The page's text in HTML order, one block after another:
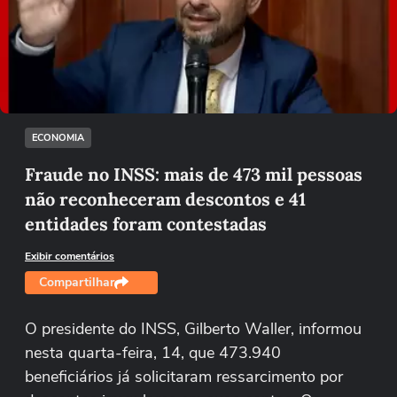
Não foi possível reproduzir o vídeo
Tentar novamente
ECONOMIA
Fraude no INSS: mais de 473 mil pessoas
não reconheceram descontos e 41
entidades foram contestadas
Exibir comentários
Compartilhar
O presidente do INSS, Gilberto Waller, informou
nesta quarta-feira, 14, que 473.940
beneficiários já solicitaram ressarcimento por